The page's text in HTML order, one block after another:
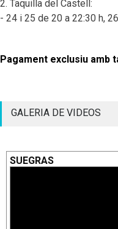
2. Taquilla del Castell:
- 24 i 25 de 20 a 22:30 h,
Pagament exclusiu amb
GALERIA DE VIDEOS
SUEGRAS